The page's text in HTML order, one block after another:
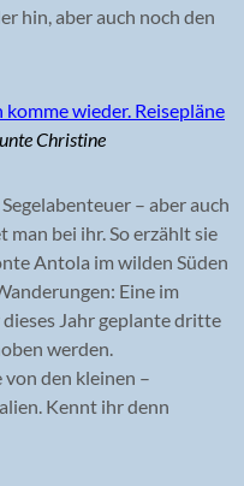
hin, aber auch noch den
komme wieder. Reisepläne
Christine
– aber auch
man bei ihr. So erzählt sie
Antola im wilden Süden
Eine im
Jahr geplante dritte
werden.
den kleinen –
Kennt ihr denn